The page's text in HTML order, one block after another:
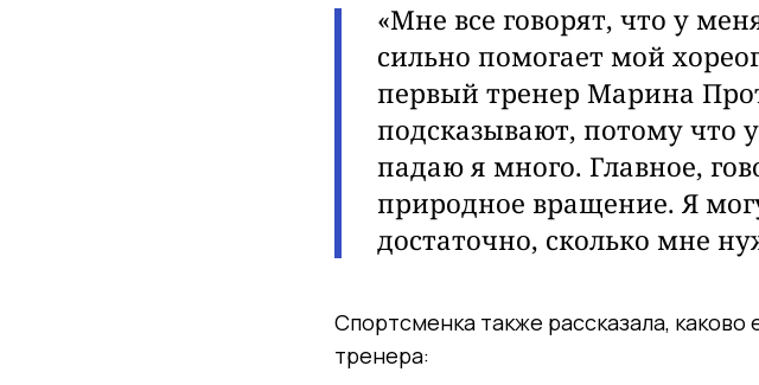
«Мне все говорят, что у
сильно помогает мой
первый тренер Марина
подсказывают, потому что
падаю я много. Главное,
природное вращение. Я
достаточно, сколько мне
Спортсменка также рассказала,
тренера: